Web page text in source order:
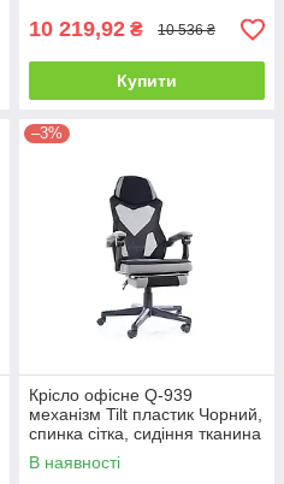
10 219,92 ₴ 10 536 ₴
Купити
–3%
Крісло офісне Q-939
механізм Tilt пластик Чорний,
спинка сітка, сидіння тканина
Чорна/Сіра (Signal ТМ)
В наявності